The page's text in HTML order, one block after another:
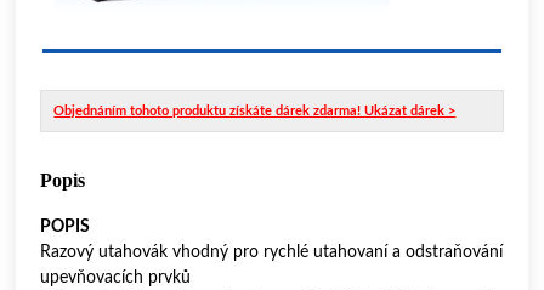
Objednáním tohoto produktu získáte dárek zdarma! Ukázat dárek >
Popis
POPIS
Razový utahovák vhodný pro rychlé utahovaní a odstraňování
upevňovacích prvků